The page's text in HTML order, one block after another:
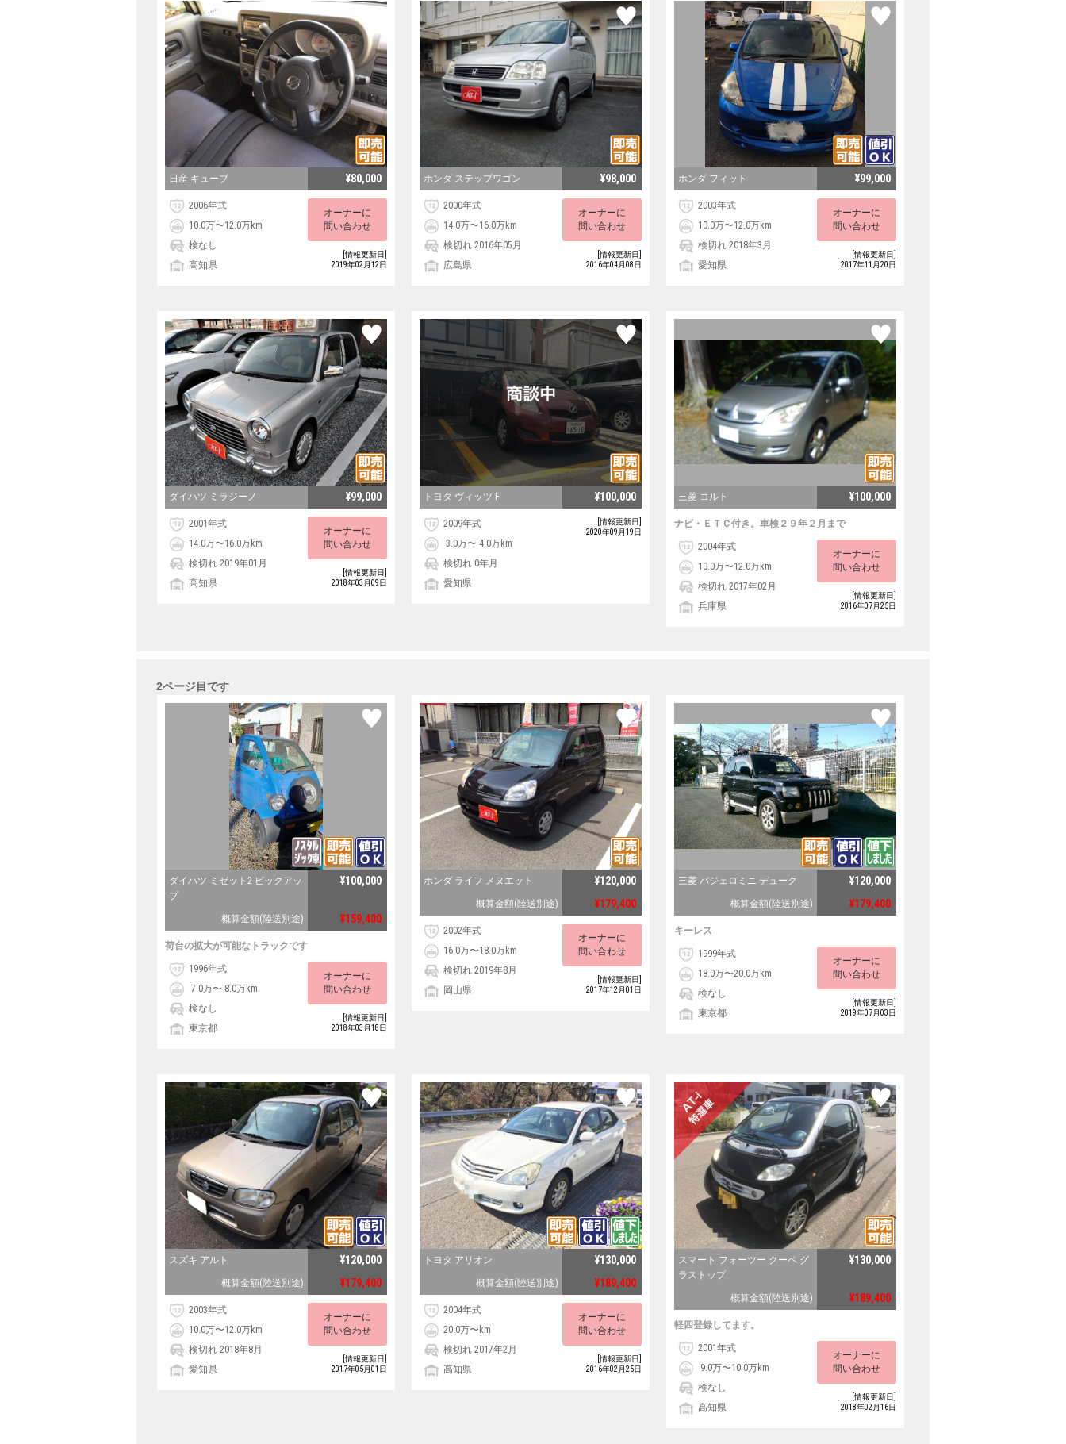
日産 キューブ ¥80,000
2006年式
10.0万〜12.0万km
検なし
高知県
オーナーに
問い合わせ
[情報更新日]
2019年02月12日
ホンダ ステップワゴン ¥98,000
2000年式
14.0万〜16.0万km
検切れ 2016年05月
広島県
オーナーに
問い合わせ
[情報更新日]
2016年04月08日
ホンダ フィット ¥99,000
2003年式
10.0万〜12.0万km
検切れ 2018年3月
愛知県
オーナーに
問い合わせ
[情報更新日]
2017年11月20日
ダイハツ ミラジーノ ¥99,000
2001年式
14.0万〜16.0万km
検切れ 2019年01月
高知県
オーナーに
問い合わせ
[情報更新日]
2018年03月09日
トヨタ ヴィッツ F ¥100,000
2009年式
3.0万〜 4.0万km
検切れ 0年月
愛知県
[情報更新日]
2020年09月19日
三菱 コルト ¥100,000
ナビ・ＥＴＣ付き。車検２９年２月まで
2004年式
10.0万〜12.0万km
検切れ 2017年02月
兵庫県
オーナーに
問い合わせ
[情報更新日]
2016年07月25日
2ページ目です
ダイハツ ミゼット2 ピックアッ
プ
¥100,000
概算金額(陸送別途) ¥159,400
荷台の拡大が可能なトラックです
1996年式
7.0万〜 8.0万km
検なし
東京都
オーナーに
問い合わせ
[情報更新日]
2018年03月18日
ホンダ ライフ メヌエット ¥120,000
概算金額(陸送別途) ¥179,400
2002年式
16.0万〜18.0万km
検切れ 2019年8月
岡山県
オーナーに
問い合わせ
[情報更新日]
2017年12月01日
三菱 パジェロミニ デューク ¥120,000
概算金額(陸送別途) ¥179,400
キーレス
1999年式
18.0万〜20.0万km
検なし
東京都
オーナーに
問い合わせ
[情報更新日]
2019年07月03日
スズキ アルト ¥120,000
概算金額(陸送別途) ¥179,400
2003年式
10.0万〜12.0万km
検切れ 2018年8月
愛知県
オーナーに
問い合わせ
[情報更新日]
2017年05月01日
トヨタ アリオン ¥130,000
概算金額(陸送別途) ¥189,400
2004年式
20.0万〜km
検切れ 2017年2月
高知県
オーナーに
問い合わせ
[情報更新日]
2016年02月25日
スマート フォーツー クーペ グ
ラストップ
¥130,000
概算金額(陸送別途) ¥189,400
軽四登録してます。
2001年式
9.0万〜10.0万km
検なし
高知県
オーナーに
問い合わせ
[情報更新日]
2018年02月16日